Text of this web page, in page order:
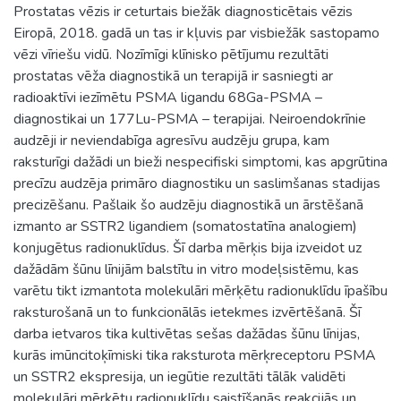
Prostatas vēzis ir ceturtais biežāk diagnosticētais vēzis
Eiropā, 2018. gadā un tas ir kļuvis par visbiežāk sastopamo
vēzi vīriešu vidū. Nozīmīgi klīnisko pētījumu rezultāti
prostatas vēža diagnostikā un terapijā ir sasniegti ar
radioaktīvi iezīmētu PSMA ligandu 68Ga-PSMA –
diagnostikai un 177Lu-PSMA – terapijai. Neiroendokrīnie
audzēji ir neviendabīga agresīvu audzēju grupa, kam
raksturīgi dažādi un bieži nespecifiski simptomi, kas apgrūtina
precīzu audzēja primāro diagnostiku un saslimšanas stadijas
precizēšanu. Pašlaik šo audzēju diagnostikā un ārstēšanā
izmanto ar SSTR2 ligandiem (somatostatīna analogiem)
konjugētus radionuklīdus. Šī darba mērķis bija izveidot uz
dažādām šūnu līnijām balstītu in vitro modeļsistēmu, kas
varētu tikt izmantota molekulāri mērķētu radionuklīdu īpašību
raksturošanā un to funkcionālās ietekmes izvērtēšanā. Šī
darba ietvaros tika kultivētas sešas dažādas šūnu līnijas,
kurās imūncitoķīmiski tika raksturota mērķreceptoru PSMA
un SSTR2 ekspresija, un iegūtie rezultāti tālāk validēti